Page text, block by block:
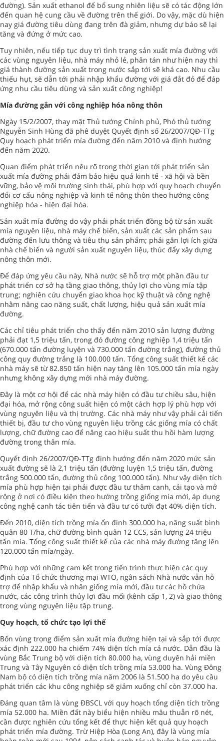
đường). Sản xuất ethanol để bổ sung nhiên liệu sẽ có tác động lớn
đến quan hệ cung cầu về đường trên thế giới. Do vậy, mặc dù hiện
nay giá đường tiêu dùng đang trên đà giảm, nhưng dự báo sẽ lại
tăng và đứng ở mức cao.
Tuy nhiên, nếu tiếp tục duy trì tình trạng sản xuất mía đường với
các vùng nguyên liệu, nhà máy nhỏ lẻ, phân tán như hiện nay thì
giá thành đường sản xuất trong nước sắp tới sẽ khá cao. Nhu cầu
thiếu hụt, sẽ dẫn tới phải nhập khẩu đường với giá đắt đỏ để đáp
ứng nhu cầu tiêu dùng và sản xuất công nghiệp!
Mía đường gắn với công nghiệp hóa nông thôn
Ngày 15/2/2007, thay mặt Thủ tướng Chính phủ, Phó thủ tướng
Nguyễn Sinh Hùng đã phê duyệt Quyết định số 26/2007/QĐ-TTg
Quy hoạch phát triển mía đường đến năm 2010 và định hướng
đến năm 2020.
Quan điểm phát triển nêu rõ trong thời gian tới phát triển sản
xuất mía đường phải đảm bảo hiệu quả kinh tế - xã hội và bền
vững, bảo vệ môi trường sinh thái, phù hợp với quy hoạch chuyển
đổi cơ cấu nông nghiệp và kinh tế nông thôn theo hướng công
nghiệp hóa - hiện đại hóa.
Sản xuất mía đường do vậy phải phát triển đồng bộ từ sản xuất
mía nguyên liệu, nhà máy chế biến, sản xuất các sản phẩm sau
đường đến lưu thông và tiêu thụ sản phẩm; phải gắn lợi ích giữa
nhà chế biến và người sản xuất nguyên liệu, thúc đẩy xây dựng
nông thôn mới.
Để đáp ứng yêu cầu này, Nhà nước sẽ hỗ trợ một phần đầu tư
phát triển cơ sở hạ tầng giao thông, thủy lợi cho vùng mía tập
trung; nghiên cứu chuyển giao khoa học kỹ thuật và công nghệ
nhằm nâng cao năng suất, chất lượng, hiệu quả sản xuất mía
đường.
Các chỉ tiêu phát triển cho thấy đến năm 2010 sản lượng đường
phải đạt 1,5 triệu tấn, trong đó đường công nghiệp 1,4 triệu tấn
(670.000 tấn đường luyện và 730.000 tấn đường trắng), đường thủ
công quy đường trắng là 100.000 tấn. Tổng công suất thiết kế các
nhà máy sẽ từ 82.850 tấn hiện nay tăng lên 105.000 tấn mía ngày
nhưng không xây dựng mới nhà máy đường.
Đây là một cơ hội để các nhà máy hiện có đầu tư chiều sâu, hiện
đại hóa, mở rộng công suất hiện có một cách hợp lý phù hợp với
vùng nguyên liệu và thị trường. Các nhà máy như vậy phải cải tiến
thiết bị, đầu tư cho vùng nguyên liệu trồng các giống mía có chất
lượng, chữ đường cao để nâng cao hiệu suất thu hồi hàm lượng
đường trong thân mía.
Quyết định 26/2007/QĐ-TTg định hướng đến năm 2020 mức sản
xuất đường sẽ là 2,1 triệu tấn (đường luyện 1,5 triệu tấn, đường
trắng 500.000 tấn, đường thủ công 100.000 tấn). Như vậy diện tích
mía phù hợp hiện tại phải được đầu tư thâm canh, cải tạo và mở
rộng ở nơi có điều kiện theo hướng trồng giống mía mới, áp dụng
công nghệ canh tác tiên tiến và đầu tư có tưới đạt 40% diện tích.
Đến 2010, diện tích trồng mía ổn định 300.000 ha, năng suất bình
quân 80 T/ha, chữ đường bình quân 12 CCS, sản lượng 24 triệu
tấn mía. Tổng công suất thiết kế của các nhà máy đường tăng lên
120.000 tấn mía/ngày.
Phù hợp với những cam kết trong tiến trình thực hiện các quy
định của Tổ chức thương mại WTO, ngân sách Nhà nước vẫn hỗ
trợ để nhập khẩu và nhân giống mía mới, đầu tư các hồ chứa
nước, các công trình thủy lợi đầu mối (kênh cấp 1, 2) và giao thông
trong vùng nguyên liệu tập trung.
Quy hoạch, tổ chức tạo lợi thế
Bốn vùng trọng điểm sản xuất mía đường hiện tại và sắp tới được
xác định 222.000 ha chiếm 74% diện tích mía cả nước. Dẫn đầu là
vùng Bắc Trung bộ với diện tích 80.000 ha, vùng duyên hải miền
Trung và Tây Nguyên có diện tích trồng mía 53.000 ha. Vùng Đông
Nam bộ có diện tích trồng mía năm 2006 là 51.500 ha do yêu cầu
phát triển các khu công nghiệp sẽ giảm xuống chỉ còn 37.000 ha.
Đáng quan tâm là vùng ĐBSCL với quy hoạch tổng diện tích trồng
mía 52.000 ha. Miền đất này biểu hiện nhiều mâu thuẫn rõ nét,
cần được nghiên cứu tổng kết để thực hiện kết quả quy hoạch
phát triển mía đường. Trừ Hiệp Hòa (Long An), đây là vùng mía